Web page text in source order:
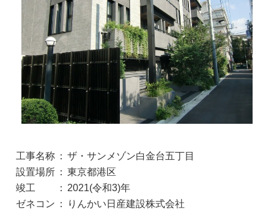
工事名称 ： ザ・サンメゾン白金台五丁目
設置場所 ： 東京都港区
竣工
： 2021(令和3)年
ゼネコン ：
りんかい日産建設株式会社